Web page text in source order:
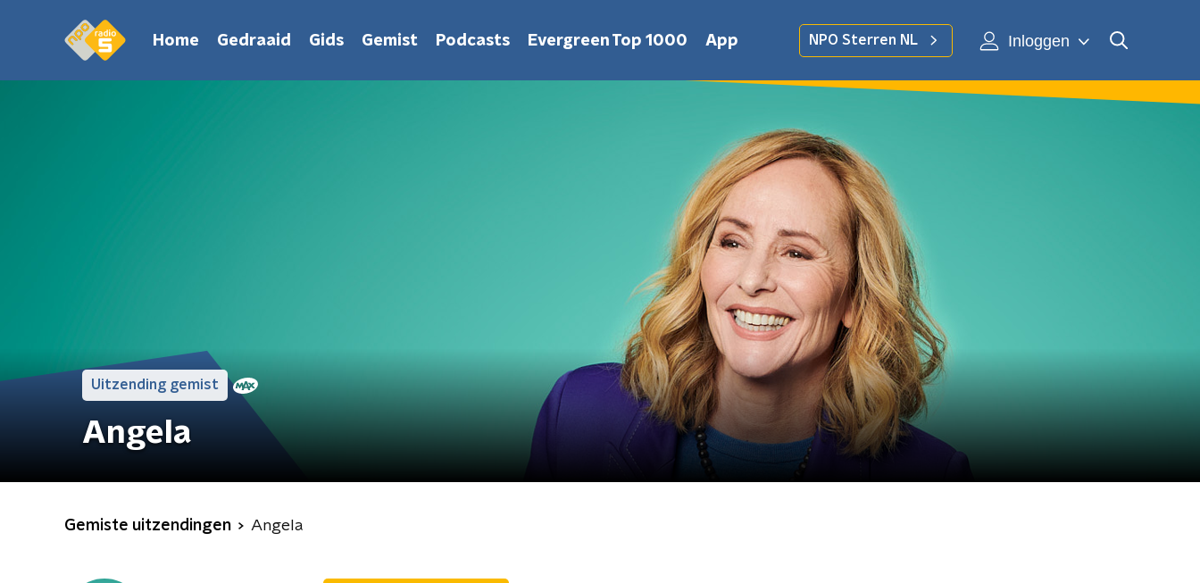
Home Gedraaid Gids Gemist Podcasts Evergreen Top 1000 App NPO Sterren NL Inloggen
Uitzending gemist
Angela
Gemiste uitzendingen Angela